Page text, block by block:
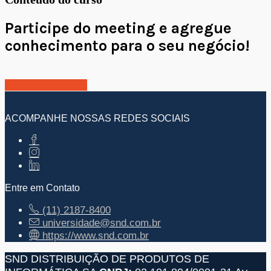
Participe do meeting e agregue
conhecimento para o seu negócio!
ACOMPANHE NOSSAS REDES SOCIAIS
Entre em Contato
(11) 2187-8400
universidade@snd.com.br
https://www.snd.com.br
SND DISTRIBUIÇÃO DE PRODUTOS DE